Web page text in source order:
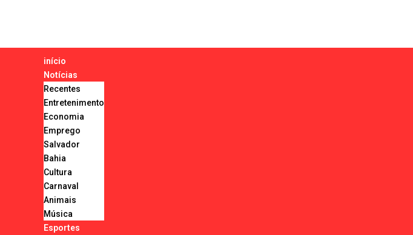
início
Notícias
Recentes
Entretenimento
Economia
Emprego
Salvador
Bahia
Cultura
Carnaval
Animais
Música
Esportes